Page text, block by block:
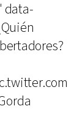
data-